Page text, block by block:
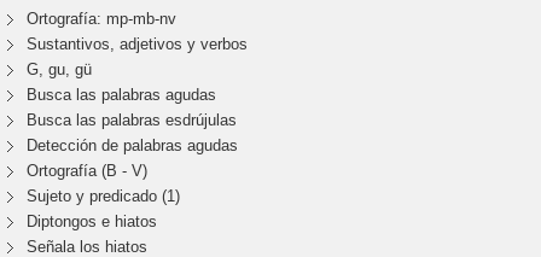
Ortografía: mp-mb-nv
Sustantivos, adjetivos y verbos
G, gu, gü
Busca las palabras agudas
Busca las palabras esdrújulas
Detección de palabras agudas
Ortografía (B - V)
Sujeto y predicado (1)
Diptongos e hiatos
Señala los hiatos